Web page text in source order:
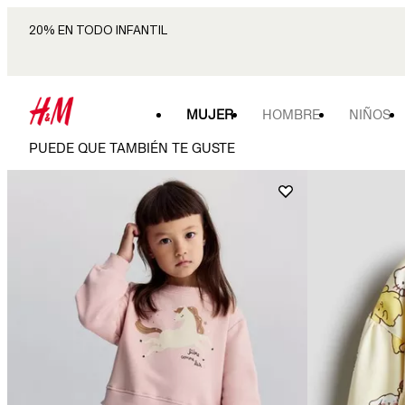
20% EN TODO INFANTIL
MUJER HOMBRE NIÑOS
PUEDE QUE TAMBIÉN TE GUSTE